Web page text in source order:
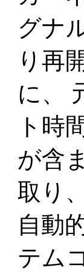
グナ
り再
に、
ト時
が含
取り
自動
テム